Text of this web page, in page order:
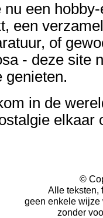
nu een
een
of
- deze site
genieten.
in de
elkaar
©
Alle teksten,
geen enkele wijze
zonder